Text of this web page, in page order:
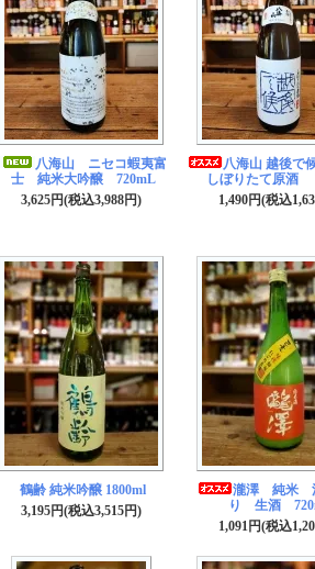
八海山 ニセコ蝦夷富
士 純米大吟醸 720mL
3,625円(税込3,988円)
八海山 越後で
しぼりたて原酒
1,490円(税込
鶴齢 純米吟醸 1800ml
3,195円(税込3,515円)
瀧澤 純米
り 生酒
1,091円(税込